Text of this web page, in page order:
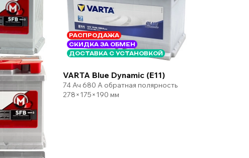
РАСПРОДАЖА
СКИДКА ЗА ОБМЕН
ДОСТАВКА С УСТАНОВКОЙ
VARTA Blue Dynamic (E11)
74 Ач 680 А обратная полярность
278×175×190 мм